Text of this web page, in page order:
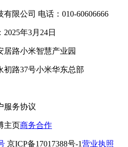
限公司 电话：010-60606666
年3月24日
居路小米智慧产业园
初路37号小米华东总部
服务协议
主页商务合作
京ICP备17017388号-1营业执照